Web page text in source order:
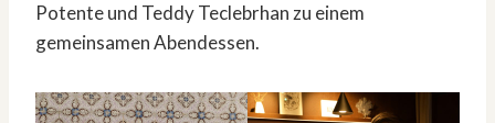
Potente und Teddy Teclebrhan zu einem
gemeinsamen Abendessen.